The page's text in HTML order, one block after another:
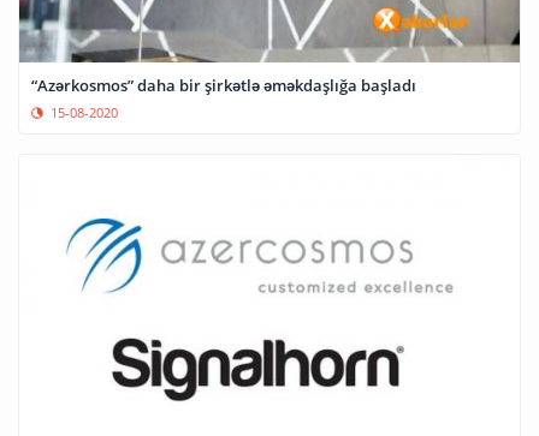
“Azərkosmos” daha bir şirkətlə əməkdaşlığa başladı
15-08-2020